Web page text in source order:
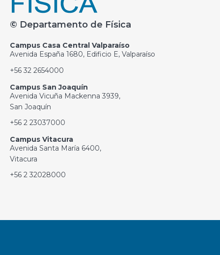
© Departamento de Física
Campus Casa Central Valparaíso
Avenida España 1680, Edificio E, Valparaíso
+56 32 2654000
Campus San Joaquín
Avenida Vicuña Mackenna 3939,
San Joaquín
+56 2 23037000
Campus Vitacura
Avenida Santa María 6400,
Vitacura
+56 2 32028000